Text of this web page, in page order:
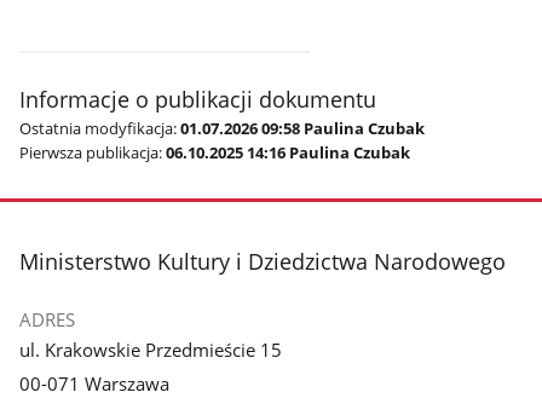
Informacje o publikacji dokumentu
Ostatnia modyfikacja:01.07.2026 09:58 Paulina Czubak
Pierwsza publikacja:06.10.2025 14:16 Paulina Czubak
stopka
Ministerstwo Kultury i Dziedzictwa Narodowego
ADRES
ul. Krakowskie Przedmieście 15
00-071 Warszawa